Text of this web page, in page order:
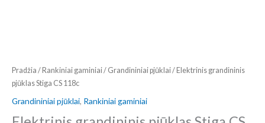
Pradžia /Rankiniai gaminiai/ Grandininiai pjūklai/ Elektrinis grandininis
pjūklas Stiga CS 118c
Grandininiai pjūklai, Rankiniai gaminiai